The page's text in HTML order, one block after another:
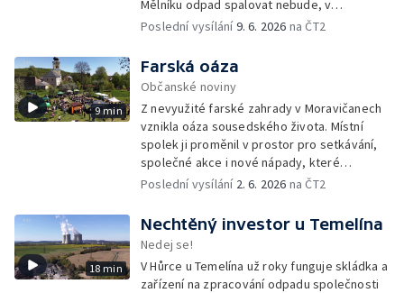
Mělníku odpad spalovat nebude, v
dokumentech k posuzování vlivů na životní
Poslední vysílání9. 6. 2026 na ČT2
9 min
Farská oáza
Občanské noviny
Z nevyužité farské zahrady v Moravičanech
vznikla oáza sousedského života. Místní
spolek ji proměnil v prostor pro setkávání,
společné akce i nové nápady, které
přesahují zahradu a pomáhají rozhýbat život
Poslední vysílání 2. 6. 2026 na ČT2
18 min
Nechtěný investor u Temelína
Nedej se!
V Hůrce u Temelína už roky funguje skládka a
zařízení na zpracování odpadu společnosti